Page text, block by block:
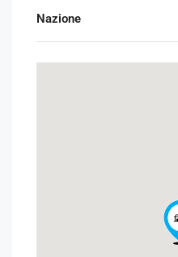
Nazione